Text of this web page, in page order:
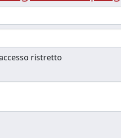
ristretto